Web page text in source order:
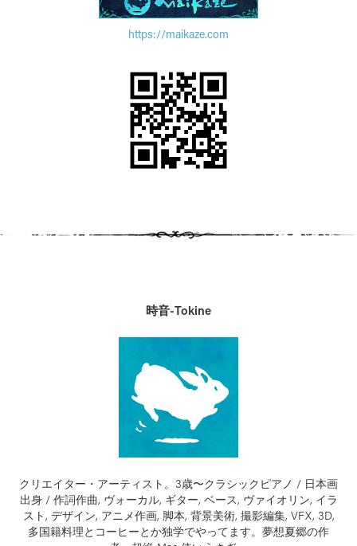
https://maikaze.com
時音-Tokine
クリエイター・アーティスト。3歳〜クラシックピアノ / 日本画
出身 / 作詞作曲, ヴォーカル, ギター, ベース, ヴァイオリン, イラ
スト, デザイン, アニメ作画, 脚本, 背景美術, 撮影編集, VFX, 3D,
多国籍料理とコーヒーとか独学でやってます。夢想夏郷の作